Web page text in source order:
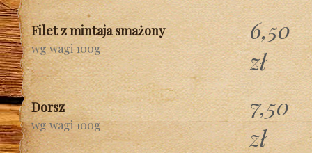
Filet z mintaja smażony
wg wagi 100g
6,50
zł
Dorsz
wg wagi 100g
7,50
zł